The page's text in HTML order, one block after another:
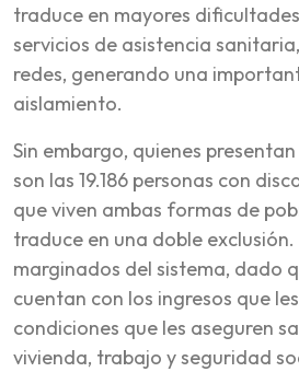
traduce en mayores
servicios de asistencia
redes, generando una
aislamiento.
Sin embargo, quienes
son las 19.186 personas con
que viven ambas formas de
traduce en una doble exclusión.
marginados del sistema, dado
cuentan con los ingresos que
condiciones que les aseguren
vivienda, trabajo y seguridad